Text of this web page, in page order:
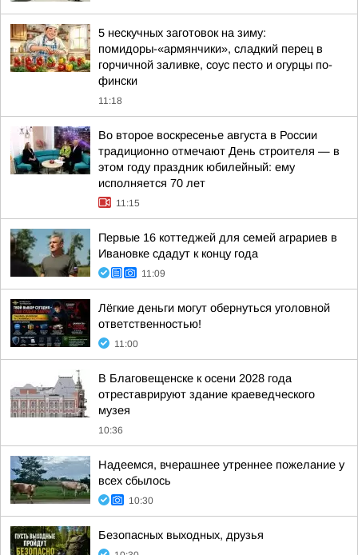
5 нескучных заготовок на зиму:
помидоры-«армянчики», сладкий перец в
горчичной заливке, соус песто и огурцы по-
фински
11:18
Во второе воскресенье августа в России
традиционно отмечают День строителя — в
этом году праздник юбилейный: ему
исполняется 70 лет
11:15
Первые 16 коттеджей для семей аграриев в
Ивановке сдадут к концу года
11:09
Лёгкие деньги могут обернуться уголовной
ответственностью!
11:00
В Благовещенске к осени 2028 года
отреставрируют здание краеведческого
музея
10:36
Надеемся, вчерашнее утреннее пожелание у
всех сбылось
10:30
Безопасных выходных, друзья